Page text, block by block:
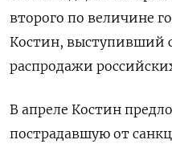
второго по величине
Костин, выступивший
распродажи
В апреле Костин
пострадавшую от